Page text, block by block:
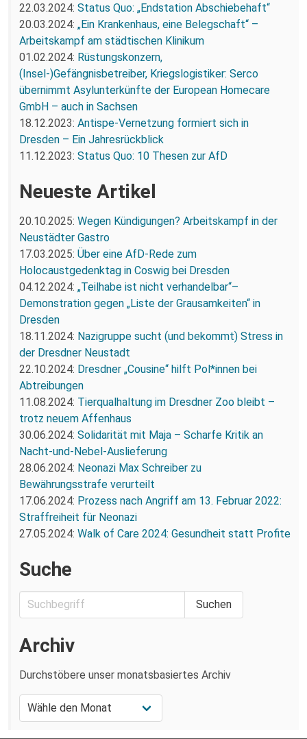
22.03.2024: Status Quo: „Endstation Abschiebehaft“
20.03.2024: „Ein Krankenhaus, eine Belegschaft“ –
Arbeitskampf am städtischen Klinikum
01.02.2024: Rüstungskonzern,
(Insel-)Gefängnisbetreiber, Kriegslogistiker: Serco
übernimmt Asylunterkünfte der European Homecare
GmbH – auch in Sachsen
18.12.2023: Antispe-Vernetzung formiert sich in
Dresden – Ein Jahresrückblick
11.12.2023: Status Quo: 10 Thesen zur AfD
Neueste Artikel
20.10.2025: Wegen Kündigungen? Arbeitskampf in der
Neustädter Gastro
17.03.2025: Über eine AfD-Rede zum
Holocaustgedenktag in Coswig bei Dresden
04.12.2024: „Teilhabe ist nicht verhandelbar“–
Demonstration gegen „Liste der Grausamkeiten“ in
Dresden
18.11.2024: Nazigruppe sucht (und bekommt) Stress in
der Dresdner Neustadt
22.10.2024: Dresdner „Cousine“ hilft Pol*innen bei
Abtreibungen
11.08.2024: Tierqualhaltung im Dresdner Zoo bleibt –
trotz neuem Affenhaus
30.06.2024: Solidarität mit Maja – Scharfe Kritik an
Nacht-und-Nebel-Auslieferung
28.06.2024: Neonazi Max Schreiber zu
Bewährungsstrafe verurteilt
17.06.2024: Prozess nach Angriff am 13. Februar 2022:
Straffreiheit für Neonazi
27.05.2024: Walk of Care 2024: Gesundheit statt Profite
Suche
Archiv
Durchstöbere unser monatsbasiertes Archiv